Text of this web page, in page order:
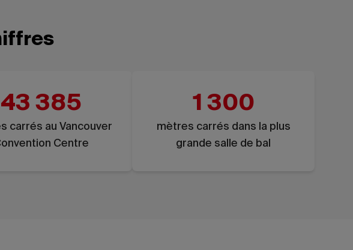
43 385
carrés au Vancouver
Centre
1 300
mètres carrés dans la plus
grande salle de bal